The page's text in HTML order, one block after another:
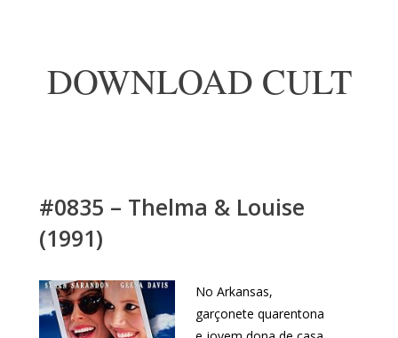
DOWNLOAD CULT
#0835 – Thelma & Louise
(1991)
No Arkansas,
garçonete quarentona